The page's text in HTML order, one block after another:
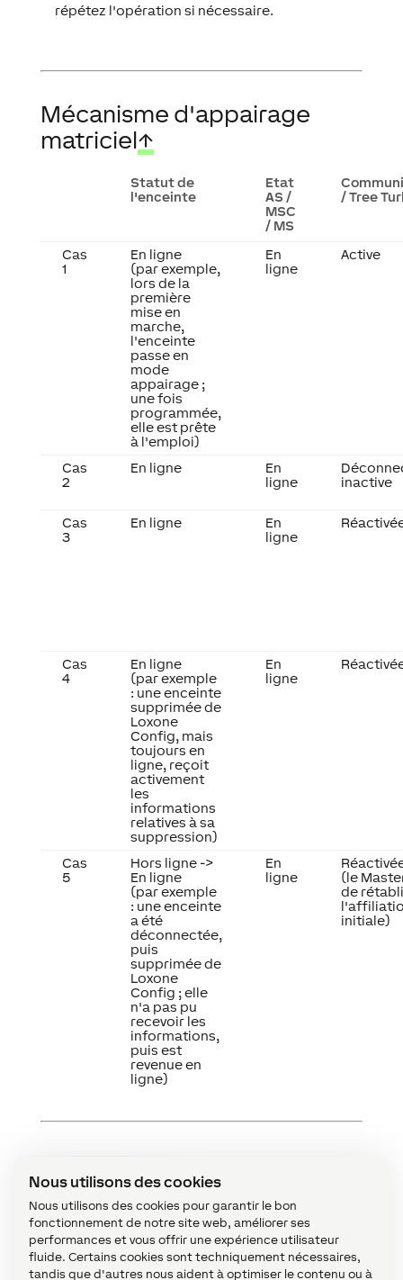
Nous utilisons des cookies
Nous utilisons des cookies pour garantir le bon
fonctionnement de notre site web, améliorer ses
performances et vous offrir une expérience utilisateur
fluide. Certains cookies sont techniquement nécessaires,
tandis que d'autres nous aident à optimiser le contenu ou à
répétez l'opération si nécessaire.
Mécanisme d'appairage
matriciel↑
Statut de
l'enceinte
Etat
AS /
MSC
/ MS
/ Tree
Cas
1
En ligne
(par exemple,
lors de la
première
mise en
marche,
l'enceinte
passe en
mode
appairage ;
une fois
programmée,
elle est prête
à l'emploi)
En
ligne
Active
Cas
2
En ligne
En
ligne
inactive
Cas
3
En ligne
En
ligne
Cas
4
En ligne
(par exemple
: une enceinte
supprimée de
Loxone
Config, mais
toujours en
ligne, reçoit
activement
les
informations
relatives à sa
suppression)
En
ligne
Cas
5
Hors ligne ->
En ligne
(par exemple
: une enceinte
a été
déconnectée,
puis
supprimée de
Loxone
Config ; elle
n'a pas pu
recevoir les
informations,
puis est
revenue en
ligne)
En
ligne
(le
de
initiale)
La carte Micro SD, située à l'arrière du haut-
parleur sur le circuit imprimé, contient le système
d'exploitation et les paramètres. Débranchez le
connecteur d'alimentation de l'appareil lorsque